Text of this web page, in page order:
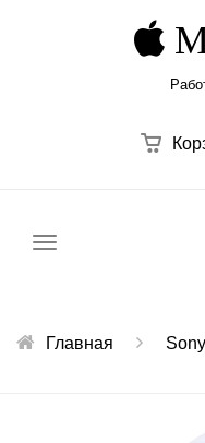
Главная Sony